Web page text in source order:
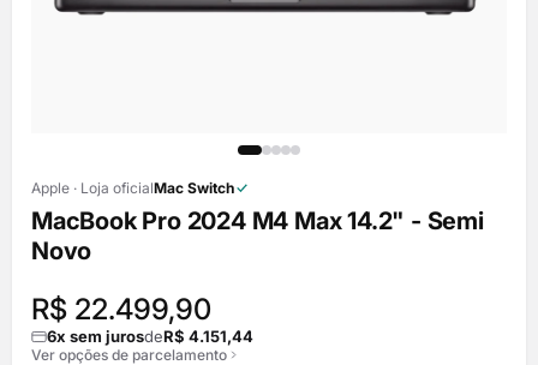
Apple · Loja oficialMac Switch
MacBook Pro 2024 M4 Max 14.2" - Semi
Novo
R$ 22.499,90
6x sem jurosdeR$ 4.151,44
Ver opções de parcelamento